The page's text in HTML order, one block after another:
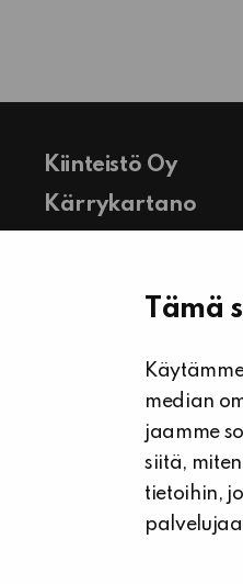
Tämä
median
jaamme
siitä,
tietoihin,
Kiinteistö Oy
Kärrykartano
61300 Kurikka
Yhteystiedot
Facebook
© Kiinteistö Oy